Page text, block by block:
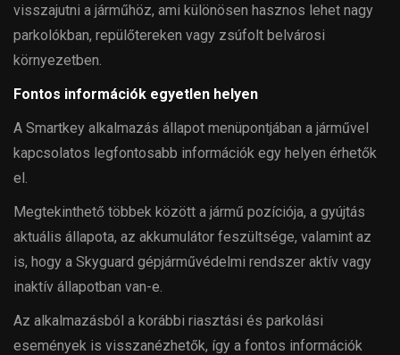
visszajutni a járműhöz, ami különösen hasznos lehet nagy
parkolókban, repülőtereken vagy zsúfolt belvárosi
környezetben.
Fontos információk egyetlen helyen
A Smartkey alkalmazás állapot menüpontjában a járművel
kapcsolatos legfontosabb információk egy helyen érhetők
el.
Megtekinthető többek között a jármű pozíciója, a gyújtás
aktuális állapota, az akkumulátor feszültsége, valamint az
is, hogy a Skyguard gépjárművédelmi rendszer aktív vagy
inaktív állapotban van-e.
Az alkalmazásból a korábbi riasztási és parkolási
események is visszanézhetők, így a fontos információk